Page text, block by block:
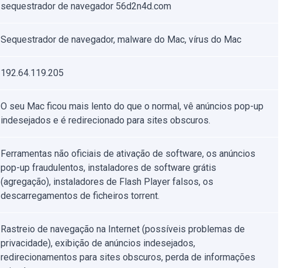
sequestrador de navegador 56d2n4d.com
Sequestrador de navegador, malware do Mac, vírus do Mac
192.64.119.205
O seu Mac ficou mais lento do que o normal, vê anúncios pop-up
indesejados e é redirecionado para sites obscuros.
Ferramentas não oficiais de ativação de software, os anúncios
pop-up fraudulentos, instaladores de software grátis
(agregação), instaladores de Flash Player falsos, os
descarregamentos de ficheiros torrent.
Rastreio de navegação na Internet (possíveis problemas de
privacidade), exibição de anúncios indesejados,
redirecionamentos para sites obscuros, perda de informações